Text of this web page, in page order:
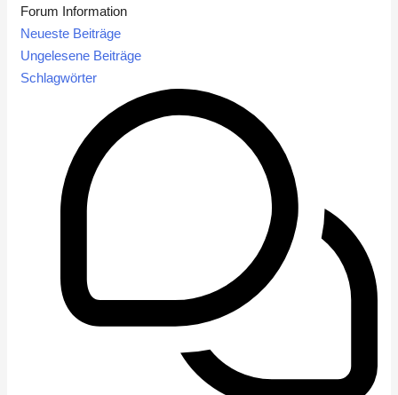
Forum Information
Neueste Beiträge
Ungelesene Beiträge
Schlagwörter